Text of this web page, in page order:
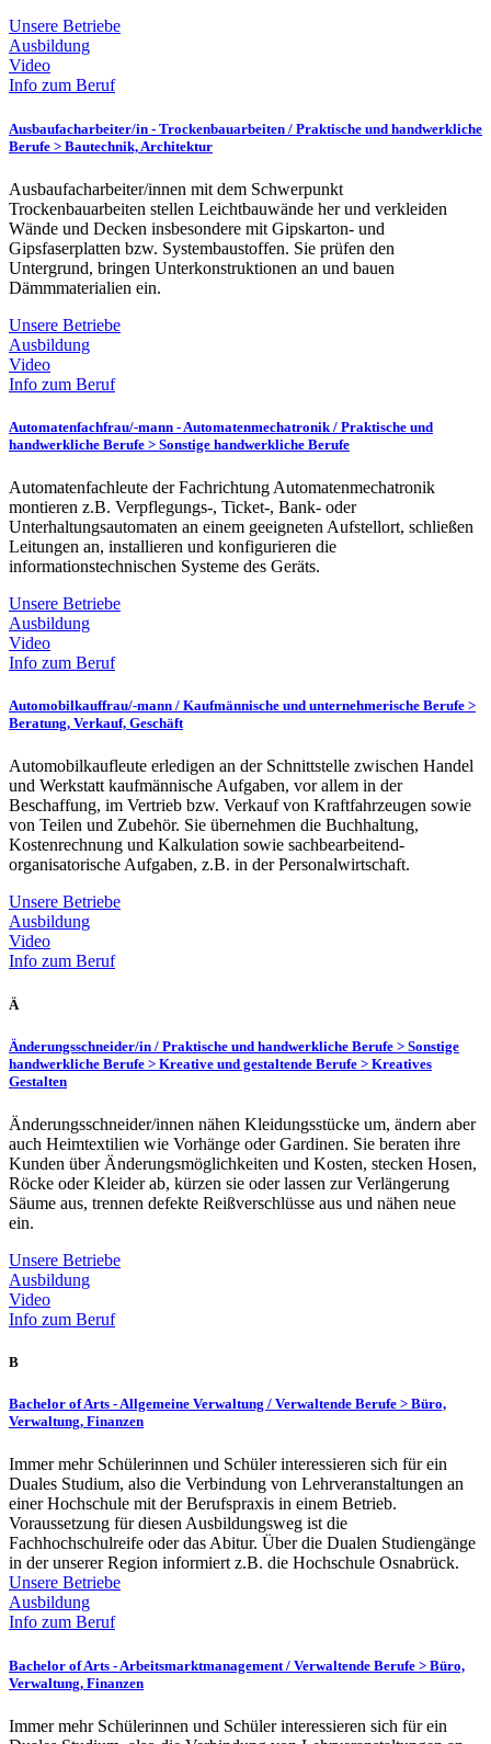
Unsere Betriebe
Ausbildung
Video
Info zum Beruf
Ausbaufacharbeiter/in - Trockenbauarbeiten / Praktische und handwerkliche
Berufe > Bautechnik, Architektur
Ausbaufacharbeiter/innen mit dem Schwerpunkt
Trockenbauarbeiten stellen Leichtbauwände her und verkleiden
Wände und Decken insbesondere mit Gipskarton- und
Gipsfaserplatten bzw. Systembaustoffen. Sie prüfen den
Untergrund, bringen Unterkonstruktionen an und bauen
Dämmmaterialien ein.
Unsere Betriebe
Ausbildung
Video
Info zum Beruf
Automatenfachfrau/-mann - Automatenmechatronik / Praktische und
handwerkliche Berufe > Sonstige handwerkliche Berufe
Automatenfachleute der Fachrichtung Automatenmechatronik
montieren z.B. Verpflegungs-, Ticket-, Bank- oder
Unterhaltungsautomaten an einem geeigneten Aufstellort, schließen
Leitungen an, installieren und konfigurieren die
informationstechnischen Systeme des Geräts.
Unsere Betriebe
Ausbildung
Video
Info zum Beruf
Automobilkauffrau/-mann / Kaufmännische und unternehmerische Berufe >
Beratung, Verkauf, Geschäft
Automobilkaufleute erledigen an der Schnittstelle zwischen Handel
und Werkstatt kaufmännische Aufgaben, vor allem in der
Beschaffung, im Vertrieb bzw. Verkauf von Kraftfahrzeugen sowie
von Teilen und Zubehör. Sie übernehmen die Buchhaltung,
Kostenrechnung und Kalkulation sowie sachbearbeitend-
organisatorische Aufgaben, z.B. in der Personalwirtschaft.
Unsere Betriebe
Ausbildung
Video
Info zum Beruf
Ä
Änderungsschneider/in / Praktische und handwerkliche Berufe > Sonstige
handwerkliche Berufe > Kreative und gestaltende Berufe > Kreatives
Gestalten
Änderungsschneider/innen nähen Kleidungsstücke um, ändern aber
auch Heimtextilien wie Vorhänge oder Gardinen. Sie beraten ihre
Kunden über Änderungsmöglichkeiten und Kosten, stecken Hosen,
Röcke oder Kleider ab, kürzen sie oder lassen zur Verlängerung
Säume aus, trennen defekte Reißverschlüsse aus und nähen neue
ein.
Unsere Betriebe
Ausbildung
Video
Info zum Beruf
B
Bachelor of Arts - Allgemeine Verwaltung / Verwaltende Berufe > Büro,
Verwaltung, Finanzen
Immer mehr Schülerinnen und Schüler interessieren sich für ein
Duales Studium, also die Verbindung von Lehrveranstaltungen an
einer Hochschule mit der Berufspraxis in einem Betrieb.
Voraussetzung für diesen Ausbildungsweg ist die
Fachhochschulreife oder das Abitur. Über die Dualen Studiengänge
in der unserer Region informiert z.B. die Hochschule Osnabrück.
Unsere Betriebe
Ausbildung
Info zum Beruf
Bachelor of Arts - Arbeitsmarktmanagement / Verwaltende Berufe > Büro,
Verwaltung, Finanzen
Immer mehr Schülerinnen und Schüler interessieren sich für ein